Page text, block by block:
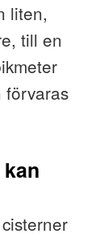
liten,
till en
förvaras